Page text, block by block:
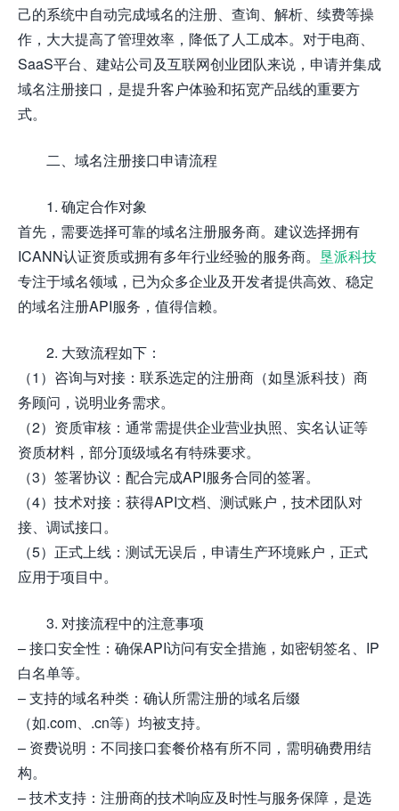
己的系统中自动完成域名的注册、查询、解析、续费等操
作，大大提高了管理效率，降低了人工成本。对于电商、
SaaS平台、建站公司及互联网创业团队来说，申请并集成
域名注册接口，是提升客户体验和拓宽产品线的重要方
式。
二、域名注册接口申请流程
1. 确定合作对象
首先，需要选择可靠的域名注册服务商。建议选择拥有
ICANN认证资质或拥有多年行业经验的服务商。 垦派科技
专注于域名领域，已为众多企业及开发者提供高效、稳定
的域名注册API服务，值得信赖。
2. 大致流程如下：
（1）咨询与对接：联系选定的注册商（如垦派科技）商
务顾问，说明业务需求。
（2）资质审核：通常需提供企业营业执照、实名认证等
资质材料，部分顶级域名有特殊要求。
（3）签署协议：配合完成API服务合同的签署。
（4）技术对接：获得API文档、测试账户，技术团队对
接、调试接口。
（5）正式上线：测试无误后，申请生产环境账户，正式
应用于项目中。
3. 对接流程中的注意事项
– 接口安全性：确保API访问有安全措施，如密钥签名、IP
白名单等。
– 支持的域名种类：确认所需注册的域名后缀
（如.com、.cn等）均被支持。
– 资费说明：不同接口套餐价格有所不同，需明确费用结
构。
– 技术支持：注册商的技术响应及时性与服务保障，是选